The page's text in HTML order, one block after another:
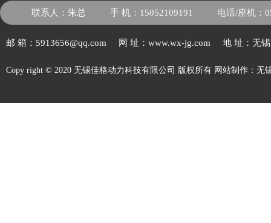
联系人：朱总 手 机：15052109191 电话/座机：
邮 箱：5913656@qq.com 网 址：www.wx-jg.com 地 址：无
Copy right © 2020 无锡佳格动力科技有限公司 版权所有 网站制作 ： 无